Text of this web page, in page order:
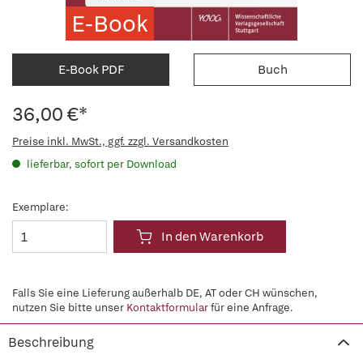
E-Book
E-Book PDF Buch
36,00 €*
Preise inkl. MwSt., ggf. zzgl. Versandkosten
lieferbar, sofort per Download
Exemplare:
In den Warenkorb
Falls Sie eine Lieferung außerhalb DE, AT oder CH wünschen,
nutzen Sie bitte unser Kontaktformularfür eine Anfrage.
Beschreibung